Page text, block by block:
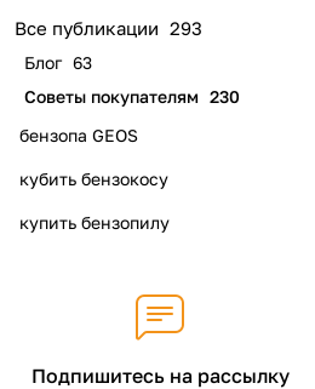
Все публикации 293
Блог 63
Советы покупателям 230
бензопа GEOS
кубить бензокосу
купить бензопилу
Подпишитесь на рассылку